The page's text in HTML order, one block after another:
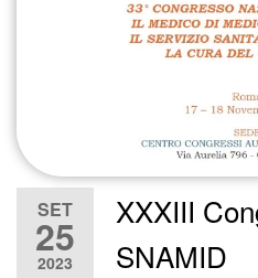
SET
25
2023
XXXIII
SNAMID